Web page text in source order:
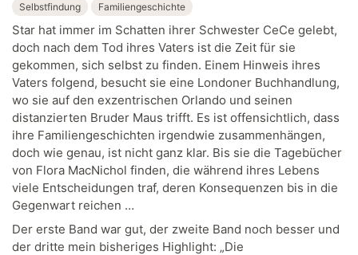
Selbstfindung
Familiengeschichte
Star hat immer im Schatten ihrer Schwester CeCe gelebt,
doch nach dem Tod ihres Vaters ist die Zeit für sie
gekommen, sich selbst zu finden. Einem Hinweis ihres
Vaters folgend, besucht sie eine Londoner Buchhandlung,
wo sie auf den exzentrischen Orlando und seinen
distanzierten Bruder Maus trifft. Es ist offensichtlich, dass
ihre Familiengeschichten irgendwie zusammenhängen,
doch wie genau, ist nicht ganz klar. Bis sie die Tagebücher
von Flora MacNichol finden, die während ihres Lebens
viele Entscheidungen traf, deren Konsequenzen bis in die
Gegenwart reichen …
Der erste Band war gut, der zweite Band noch besser und
der dritte mein bisheriges Highlight: „Die